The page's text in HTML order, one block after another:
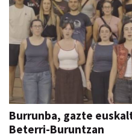
Burrunba, gazte
Beterri-Buruntzan